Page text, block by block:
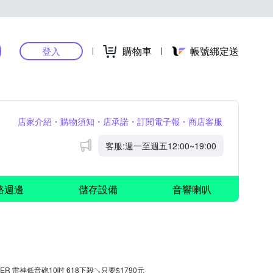
登入 購物車 帳號綁定送
店家介紹 購物須知 店承諾 訂閱電子報
商店客服
公告客服:週一至週五12:00~19:00
週邊 儲存設備 音響喇叭
雷神低音砲10吋 618下殺↘只要$1790元